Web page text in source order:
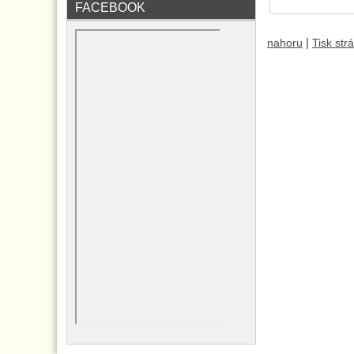
nahoru Tisk
FACEBOOK